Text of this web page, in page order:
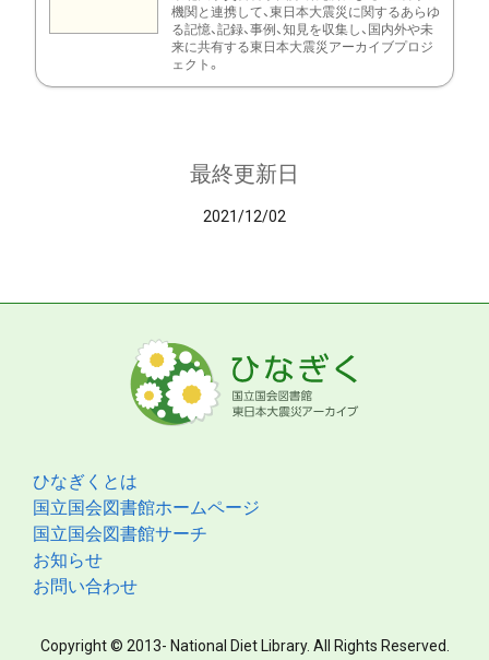
機関と連携して、東日本大震災に関するあらゆ
る記憶、記録、事例、知見を収集し、国内外や未
来に共有する東日本大震災アーカイブプロジ
ェクト。
最終更新日
2021/12/02
ひなぎくとは
国立国会図書館ホームページ
国立国会図書館サーチ
お知らせ
お問い合わせ
Copyright © 2013- National Diet Library. All Rights Reserved.